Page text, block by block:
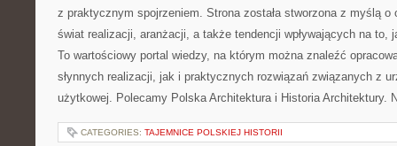
z praktycznym spojrzeniem. Strona została stworzona z myślą o
świat realizacji, aranżacji, a także tendencji wpływających na to,
To wartościowy portal wiedzy, na którym można znaleźć
słynnych realizacji, jak i praktycznych rozwiązań związanych z
użytkowej. Polecamy Polska Architektura i Historia
CATEGORIES: TAJEMNICE POLSKIEJ HISTORII